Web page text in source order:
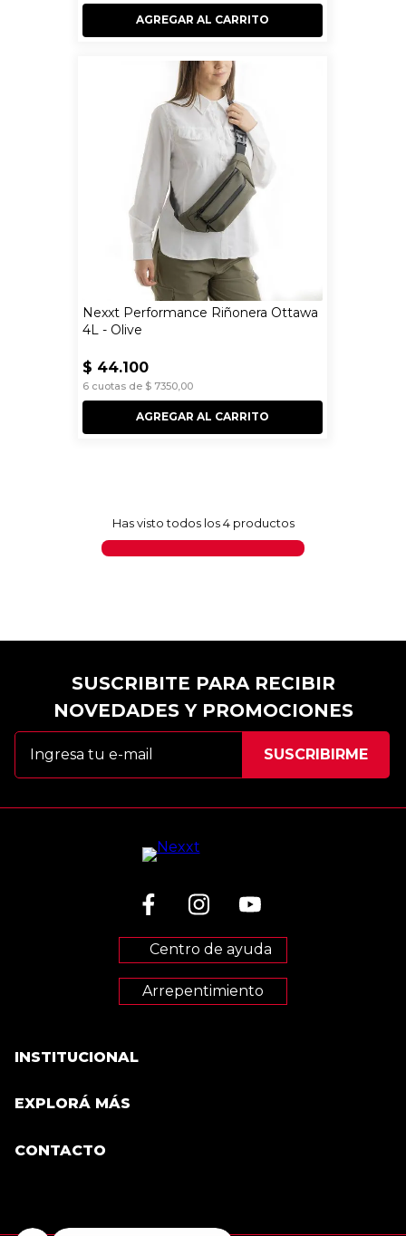
AGREGAR AL CARRITO
Nexxt Performance Riñonera Ottawa
4L - Olive
$ 44.100
6cuotas de $ 7350,00
AGREGAR AL CARRITO
Has visto todos los4productos
SUSCRIBITE PARA RECIBIR
NOVEDADES Y PROMOCIONES
Centro de ayuda
Arrepentimiento
INSTITUCIONAL
Terminos y condiciones
EXPLORÁ MÁS
CONTACTO